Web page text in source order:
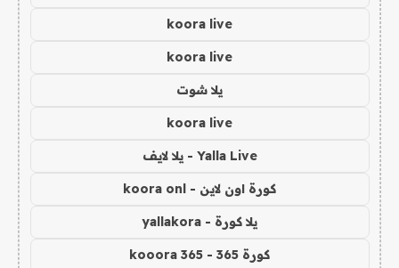
koora live
koora live
يلا شوت
koora live
Yalla Live - يلا لايف
كورة اون لاين - koora onl
يلا كورة - yallakora
كورة 365 - kooora 365